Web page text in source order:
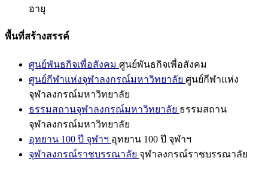
อายุ
พื้นที่สร้างสรรค์
ศูนย์พันธกิจเพื่อสังคม ศูนย์พันธกิจเพื่อสังคม
ศูนย์กีฬาแห่งจุฬาลงกรณ์มหาวิทยาลัย ศูนย์กีฬาแห่ง
จุฬาลงกรณ์มหาวิทยาลัย
ธรรมสถานจุฬาลงกรณ์มหาวิทยาลัย ธรรมสถาน
จุฬาลงกรณ์มหาวิทยาลัย
อุทยาน 100 ปี จุฬาฯ อุทยาน 100 ปี จุฬาฯ
จุฬาลงกรณ์ราชบรรณาลัย จุฬาลงกรณ์ราชบรรณาลัย